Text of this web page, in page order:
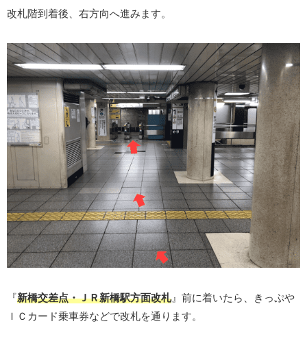
改札階到着後、右方向へ進みます。
『新橋交差点・ＪＲ新橋駅方面改札』前に着いたら、きっぷや
ＩＣカード乗車券などで改札を通ります。